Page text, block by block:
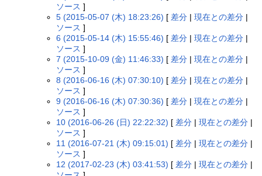
ソース ]
5 (2015-05-07 (木) 18:23:26) [ 差分 |現在との差分 |
ソース ]
6 (2015-05-14 (木) 15:55:46) [ 差分 |現在との差分 |
ソース ]
7 (2015-10-09 (金) 11:46:33) [ 差分 |現在との差分 |
ソース ]
8 (2016-06-16 (木) 07:30:10) [ 差分 |現在との差分 |
ソース ]
9 (2016-06-16 (木) 07:30:36) [ 差分 |現在との差分 |
ソース ]
10 (2016-06-26 (日) 22:22:32) [ 差分 |現在との差分 |
ソース ]
11 (2016-07-21 (木) 09:15:01) [ 差分 |現在との差分 |
ソース ]
12 (2017-02-23 (木) 03:41:53) [ 差分 |現在との差分 |